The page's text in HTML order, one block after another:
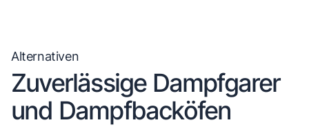
Alternativen
Zuverlässige Dampfgarer
und Dampfbacköfen